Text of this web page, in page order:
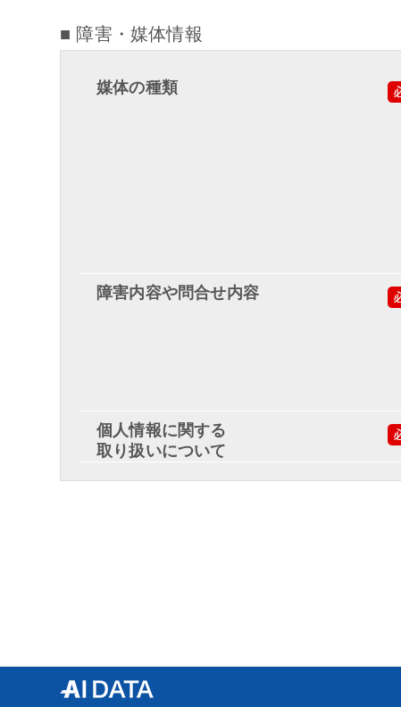
■ 障害・媒体情報
媒体の種類
障害内容や問合せ内容
個人情報に関する
取り扱いについて